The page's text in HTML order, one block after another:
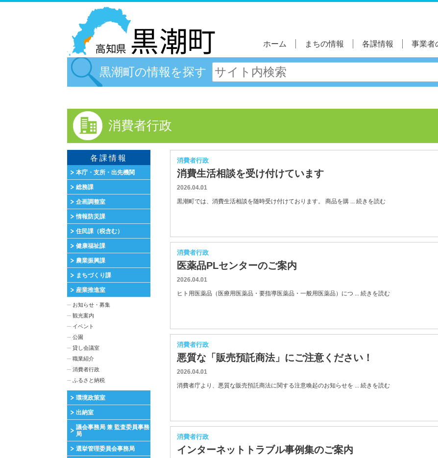
ホーム まちの情報 各課情報 事業者
黒潮町の情報を探す
消費者行政
各課情報
本庁・支所・出先機関
総務課
企画調整室
情報防災課
住民課（税含む）
健康福祉課
農業振興課
まちづくり課
産業推進室
お知らせ・募集
観光案内
イベント
公園
貸し会議室
職業紹介
消費者行政
ふるさと納税
環境政策室
出納室
議会事務局 兼 監査委員事務
局
選挙管理委員会事務局
消費者行政
消費生活相談を受け付けています
2026.04.01
黒潮町では、消費生活相談を随時受け付けております。 商品を購 ... 続きを読む
消費者行政
医薬品PLセンターのご案内
2026.04.01
ヒト用医薬品（医療用医薬品・要指導医薬品・一般用医薬品）につ ... 続きを読む
消費者行政
悪質な「販売預託商法」にご注意ください！
2026.04.01
消費者庁より、悪質な販売預託商法に関する注意喚起のお知らせを ... 続きを読む
消費者行政
インターネットトラブル事例集のご案内